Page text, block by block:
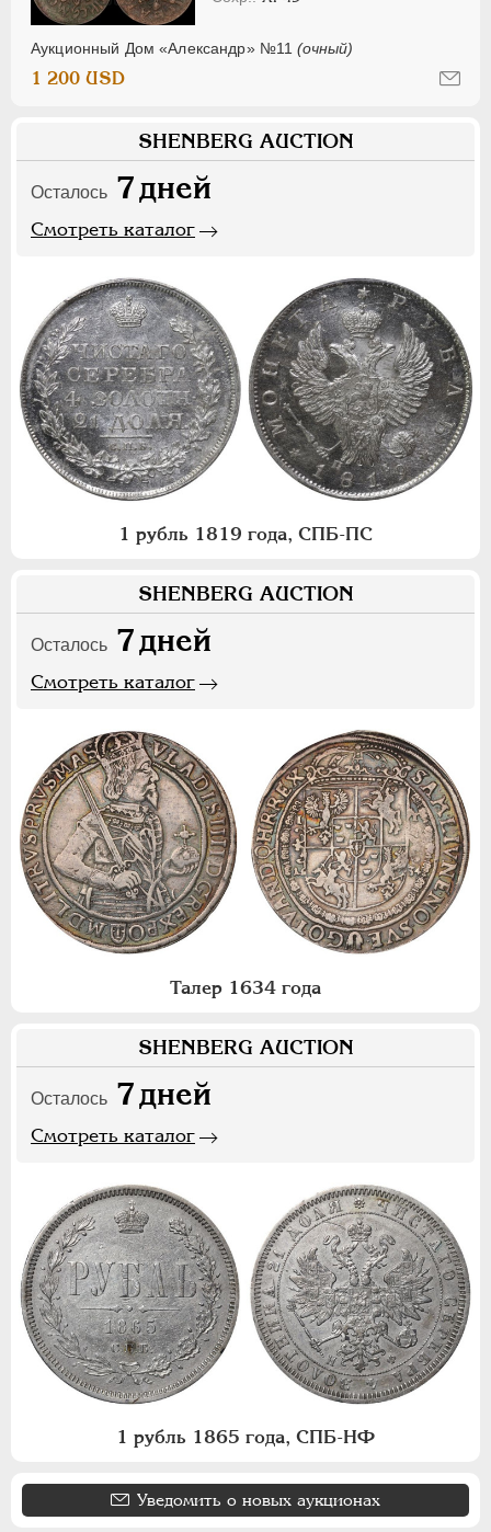
Аукционный Дом «Александр» №11(очный)
1 200 USD
SHENBERG AUCTION
Осталось 7дней
Смотреть каталог
1 рубль 1819 года, СПБ-ПС
SHENBERG AUCTION
Осталось 7дней
Смотреть каталог
Талер 1634 года
SHENBERG AUCTION
Осталось 7дней
Смотреть каталог
1 рубль 1865 года, СПБ-НФ
Уведомить о новых аукционах